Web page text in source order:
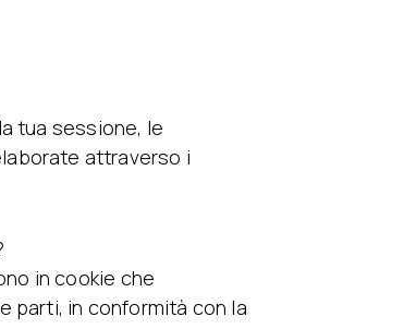
tua sessione, le
attraverso i
in cookie che
parti, in conformità con la